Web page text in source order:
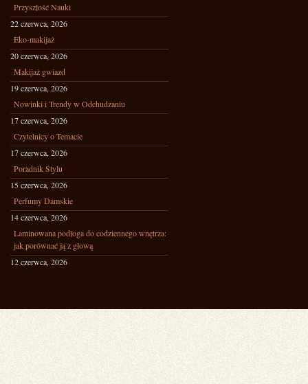
Przyszłość Nauki
22 czerwca, 2026
Eko-makijaż
20 czerwca, 2026
Makijaż gwiazd
19 czerwca, 2026
Nowinki i Trendy w Odchudzaniu
17 czerwca, 2026
Czytelnicy o Temacie
17 czerwca, 2026
Poradnik Stylu
15 czerwca, 2026
Perfumy Damskie
14 czerwca, 2026
Laminowana podłoga do codziennego wnętrza:
jak porównać ją z głową
12 czerwca, 2026